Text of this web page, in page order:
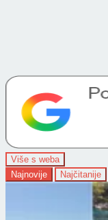
Više s weba
Najnovije
Najčitanije